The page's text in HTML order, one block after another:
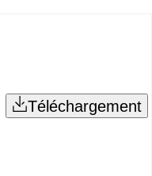
Téléchargement